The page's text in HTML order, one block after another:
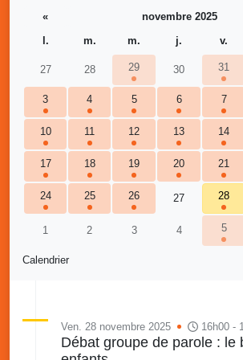
Calendrier
« novembre 2025
l.
m. m. j. v.
27 28 29 30 31
3 4 5 6 7
10 11 12 13 14
17 18 19 20 21
24 25 26 27 28
1 2 3 4 5
Ven. 28 novembre 2025 16h00 -
Débat groupe de parole : le